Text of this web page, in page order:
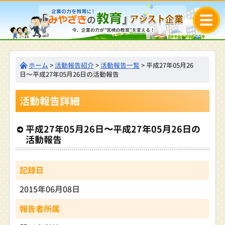
ホーム > 活動報告紹介 > 活動報告一覧> 平成27年05月26
日〜平成27年05月26日の活動報告
活動報告詳細
平成27年05月26日〜平成27年05月26日の
活動報告
記録日
2015年06月08日
報告者所属